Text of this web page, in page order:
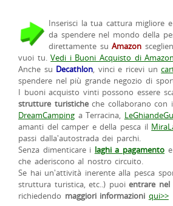
Inserisci la tua cattura migliore
da spendere nel mondo della
direttamente suAmazon
vuoi tu.Vedi i Buoni Acquisto di
Anche su Decathlon, vinci e ricevi un
spendere nel più grande negozio di
I buoni acquisto vinti possono essere
strutture turisticheche collaborano con
DreamCamping a Terracina,
amanti del camper e della pesca il
passi dalla'autostrada dei parchi.
Senza dimenticare i laghi a pagamento
che aderiscono al nostro circuito.
Se hai un'attività inerente alla pesca
struttura turistica, etc..) puoientrare
richiedendo maggiori informazioni qui>>